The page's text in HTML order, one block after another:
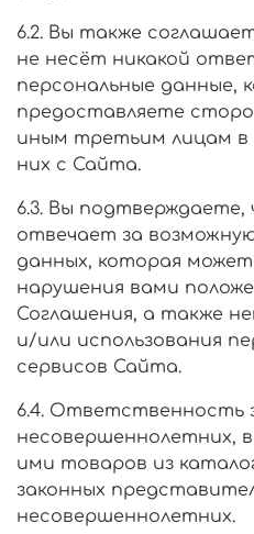
6.2. Вы также
не несёт никакой
персональные данные,
предоставляете
иным третьим лицам в
них с Сайта.
6.3. Вы
отвечает за
данных, которая
нарушения вами
Соглашения, а также
и/или использования
сервисов Сайта.
6.4. Ответственность
несовершеннолетних,
ими товаров из
законных
несовершеннолетних.